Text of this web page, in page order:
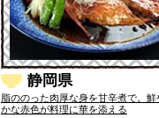
静岡県
脂ののった肉厚な身を甘辛煮で。鮮
かな赤色が料理に華を添える